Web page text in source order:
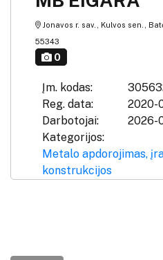
Jonavos r. sav., Kulvos sen.,
55343
0
Įm. kodas:
Reg. data:
2020-
Darbotojai:
2026-
Kategorijos:
Metalo apdorojimas,
konstrukcijos